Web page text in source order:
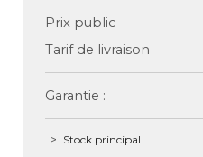
Prix public
Tarif de livraison
Garantie :
Stock principal